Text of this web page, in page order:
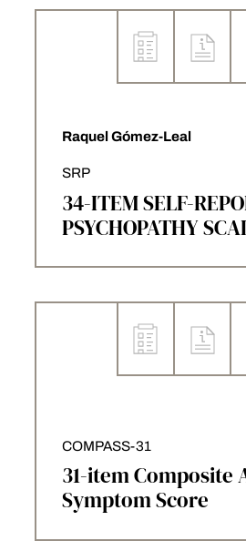
Raquel Gómez-Leal
SRP
34-ITEM SELF-
PSYCHOPATHY
COMPASS-31
31-item Composite
Symptom Score